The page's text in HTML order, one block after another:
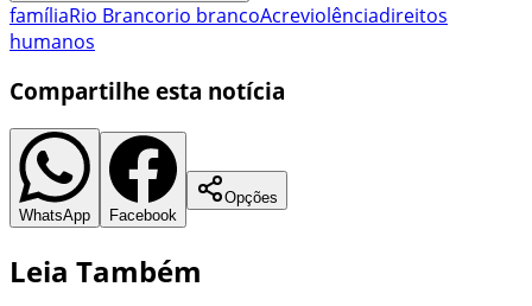
famíliaRio Brancorio brancoAcreviolênciadireitos
humanos
Compartilhe esta notícia
WhatsApp Facebook
Opções
Leia Também